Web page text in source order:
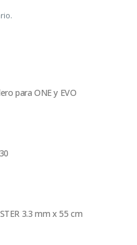
para ONE y EVO
3.3 mm x 55 cm